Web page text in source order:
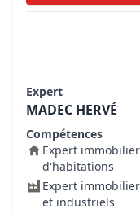
Expert
MADEC HERVÉ
Compétences
Expert
d'habitations
Expert
et industriels